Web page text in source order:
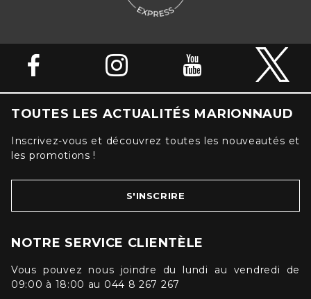
TOUTES LES ACTUALITÉS MARIONNAUD
Inscrivez-vous et découvrez toutes les nouveautés et
les promotions !
S'INSCRIRE
NOTRE SERVICE CLIENTÈLE
Vous pouvez nous joindre du lundi au vendredi de
09:00 à 18:00 au 044 8 267 267